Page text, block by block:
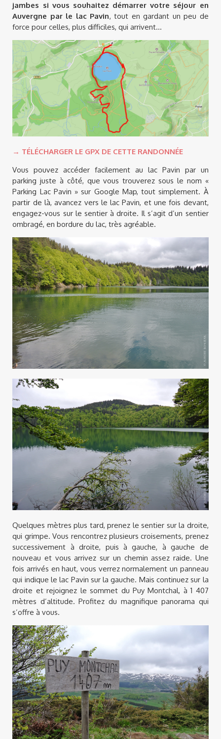
jambes si vous souhaitez démarrer votre séjour en
Auvergne par le lac Pavin, tout en gardant un peu de
force pour celles, plus difficiles, qui arrivent...
→ TÉLÉCHARGER LE GPX DE CETTE RANDONNÉE
Vous pouvez accéder facilement au lac Pavin par un
parking juste à côté, que vous trouverez sous le nom «
Parking Lac Pavin » sur Google Map, tout simplement. À
partir de là, avancez vers le lac Pavin, et une fois devant,
engagez-vous sur le sentier à droite. Il s’agit d’un sentier
ombragé, en bordure du lac, très agréable.
Quelques mètres plus tard, prenez le sentier sur la droite,
qui grimpe. Vous rencontrez plusieurs croisements, prenez
successivement à droite, puis à gauche, à gauche de
nouveau et vous arrivez sur un chemin assez raide. Une
fois arrivés en haut, vous verrez normalement un panneau
qui indique le lac Pavin sur la gauche. Mais continuez sur la
droite et rejoignez le sommet du Puy Montchal, à 1 407
mètres d’altitude. Profitez du magnifique panorama qui
s’offre à vous.